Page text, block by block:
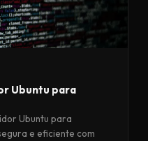
Ubuntu para
Ubuntu para
e eficiente com